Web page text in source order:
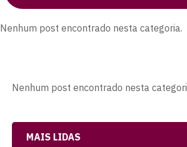
Nenhum post encontrado nesta categoria.
Nenhum post encontrado nesta
MAIS LIDAS